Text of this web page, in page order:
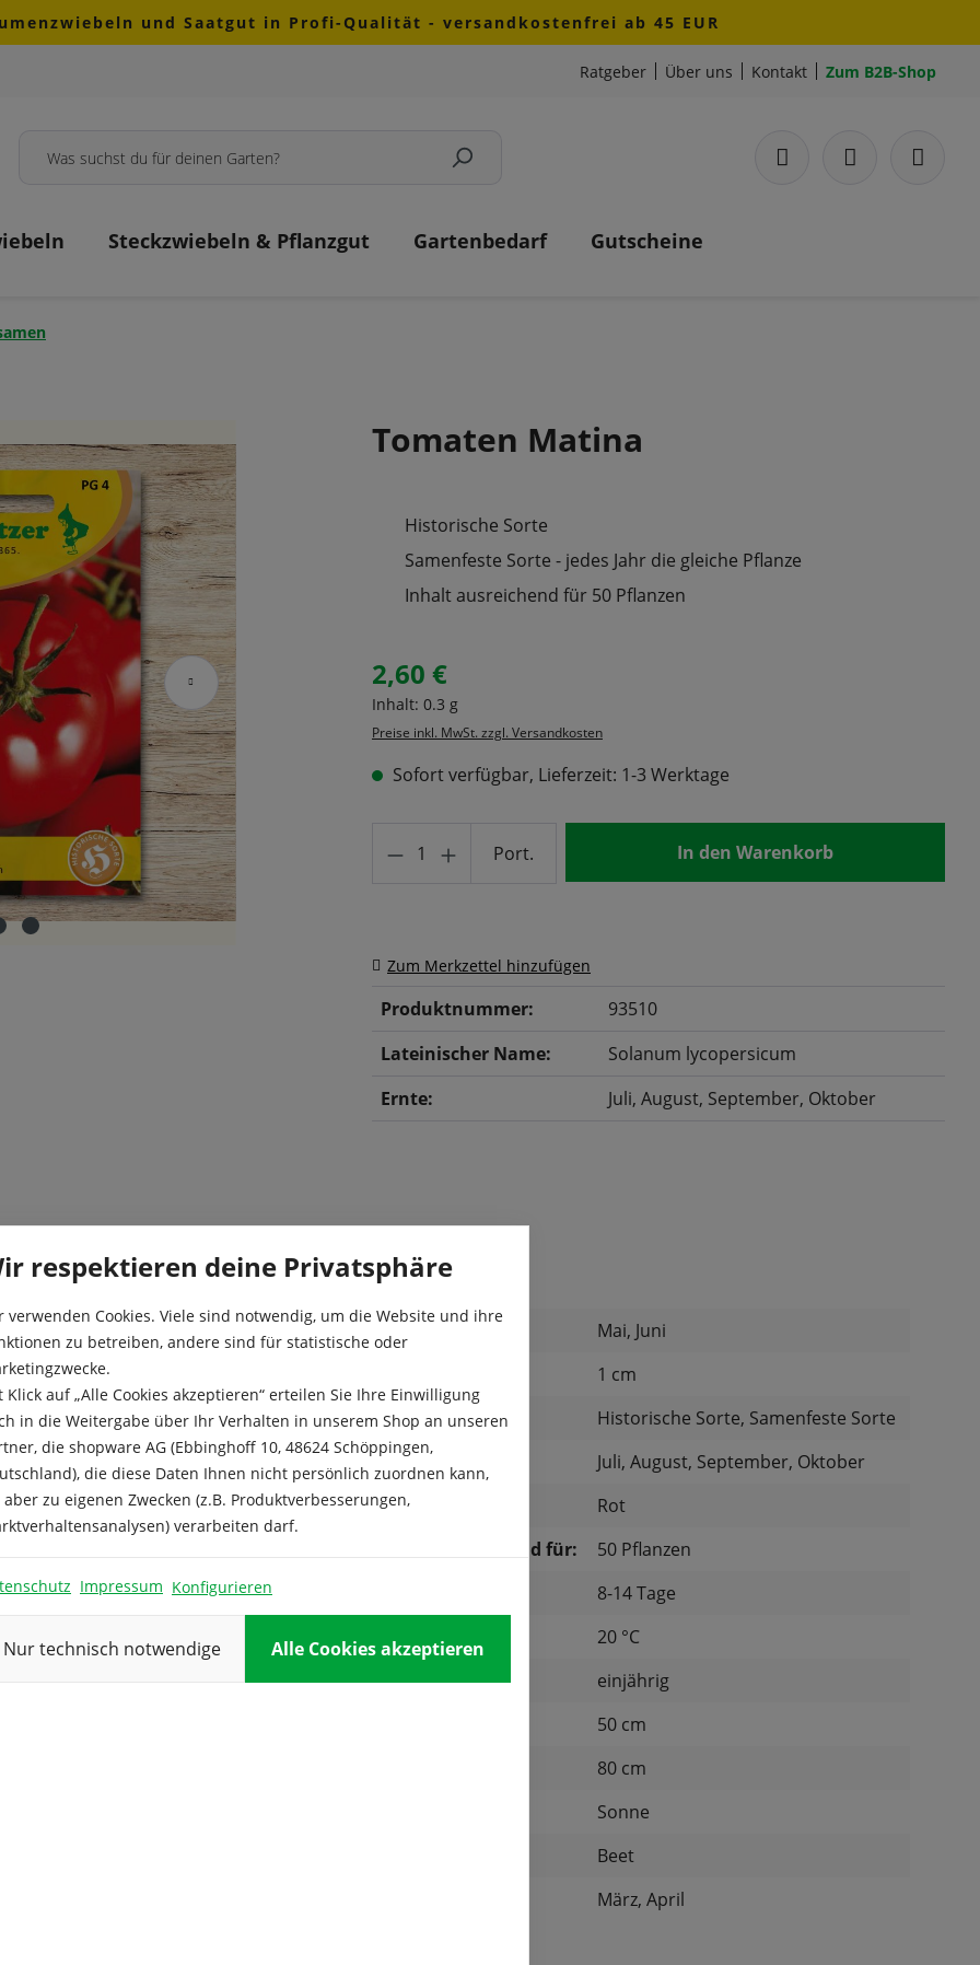
und Saatgut in Profi-Qualität - versandkostenfrei ab 45 EUR
Ratgeber Über uns Kontakt Zum B2B-Shop
Steckzwiebeln & Pflanzgut Gartenbedarf Gutscheine
Tomaten Matina
Historische Sorte
Samenfeste Sorte - jedes Jahr die gleiche Pflanze
Inhalt ausreichend für 50 Pflanzen
Regulärer Preis:
2,60 €
Inhalt: 0.3 g
Preise inkl. MwSt. zzgl. Versandkosten
Sofort verfügbar, Lieferzeit: 1-3 Werktage
Produkt Anzahl: Gib den gewünschten Wert ein
Port. In den Warenkorb
Zum Merkzettel hinzufügen
Produktnummer:
93510
Lateinischer Name:
Solanum lycopersicum
Ernte:
Juli, August, September, Oktober
Sie besitzt
einen sehr aromatischen
und hat keinen
und windgeschützten
der Tomatenpflanze
Mit dem Anbau
Erhaltung der
Aussaat:
Mai, Juni
1 cm
Besonderheit:
Historische Sorte, Samenfeste Sorte
Ernte:
Juli, August, September, Oktober
Farbe:
Rot
Inhalt ausreichend für:
50 Pflanzen
8-14 Tage
Keimtemperatur:
20 °C
Kulturdauer:
einjährig
50 cm
80 cm
Sonne
Beet
März, April
respektieren deine Privatsphäre
verwenden Cookies. Viele sind notwendig, um die Website und ihre
zu betreiben, andere sind für statistische oder
Klick auf „Alle Cookies akzeptieren“ erteilen Sie Ihre Einwilligung
in die Weitergabe über Ihr Verhalten in unserem Shop an unseren
die shopware AG (Ebbinghoff 10, 48624 Schöppingen,
die diese Daten Ihnen nicht persönlich zuordnen kann,
aber zu eigenen Zwecken (z.B. Produktverbesserungen,
verarbeiten darf.
Impressum Konfigurieren
Nur technisch notwendige Alle Cookies akzeptieren